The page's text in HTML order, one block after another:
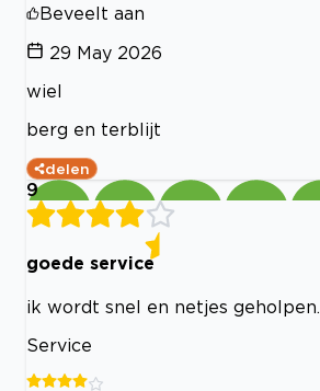
Beveelt aan
29 May 2026
wiel
berg en terblijt
delen
9
goede service
ik wordt snel en netjes geholpen.
Service